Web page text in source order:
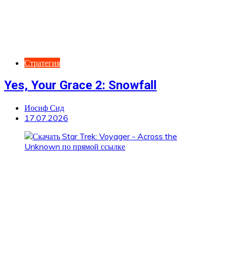
Стратегия
Yes, Your Grace 2: Snowfall
Иосиф Сид
17.07.2026